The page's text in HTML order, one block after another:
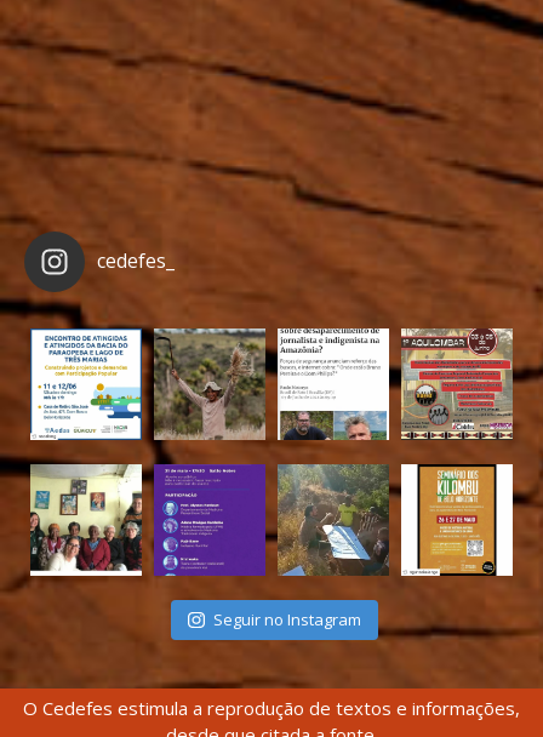
cedefes_
Seguir no Instagram
O Cedefes estimula a reprodução de textos e informações,